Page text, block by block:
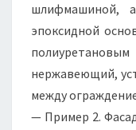
шлифмашиной,
эпоксидной
нержавеющий,
между
— Пример 2.